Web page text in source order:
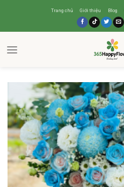
Trang chủ Giới thiệu Blog